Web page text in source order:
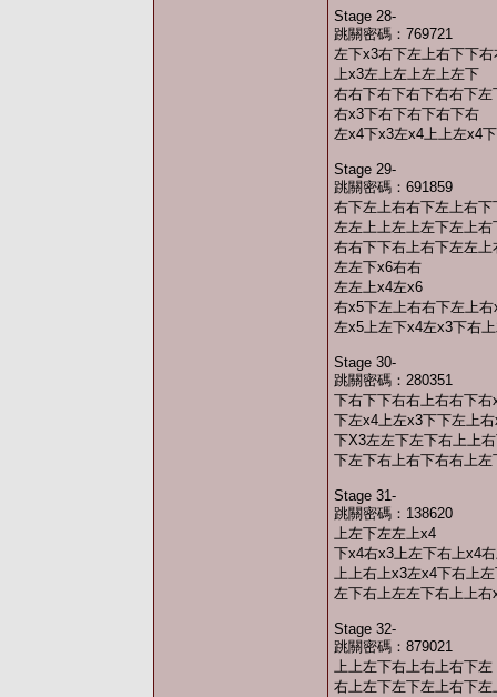
Stage 28-
跳關密碼：769721
左下x3右下左上右下下
上x3左上左上左上左下
右右下右下右下右右下
右x3下右下右下右下右
左x4下x3左x4上上左x4
Stage 29-
跳關密碼：691859
右下左上右右下左上右下
左左上上左上左下左上右
右右下下右上右下左左
左左下x6右右
左左上x4左x6
右x5下左上右右下左上右
左x5上左下x4左x3下右
Stage 30-
跳關密碼：280351
下右下下右右上右右下右
下左x4上左x3下下左上
下X3左左下左下右上上
下左下右上右下右右上
Stage 31-
跳關密碼：138620
上左下左左上x4
下x4右x3上左下右上x4
上上右上x3左x4下右上
左下右上左左下右上上
Stage 32-
跳關密碼：879021
上上左下右上右上右下左
右上左下左下左上右下